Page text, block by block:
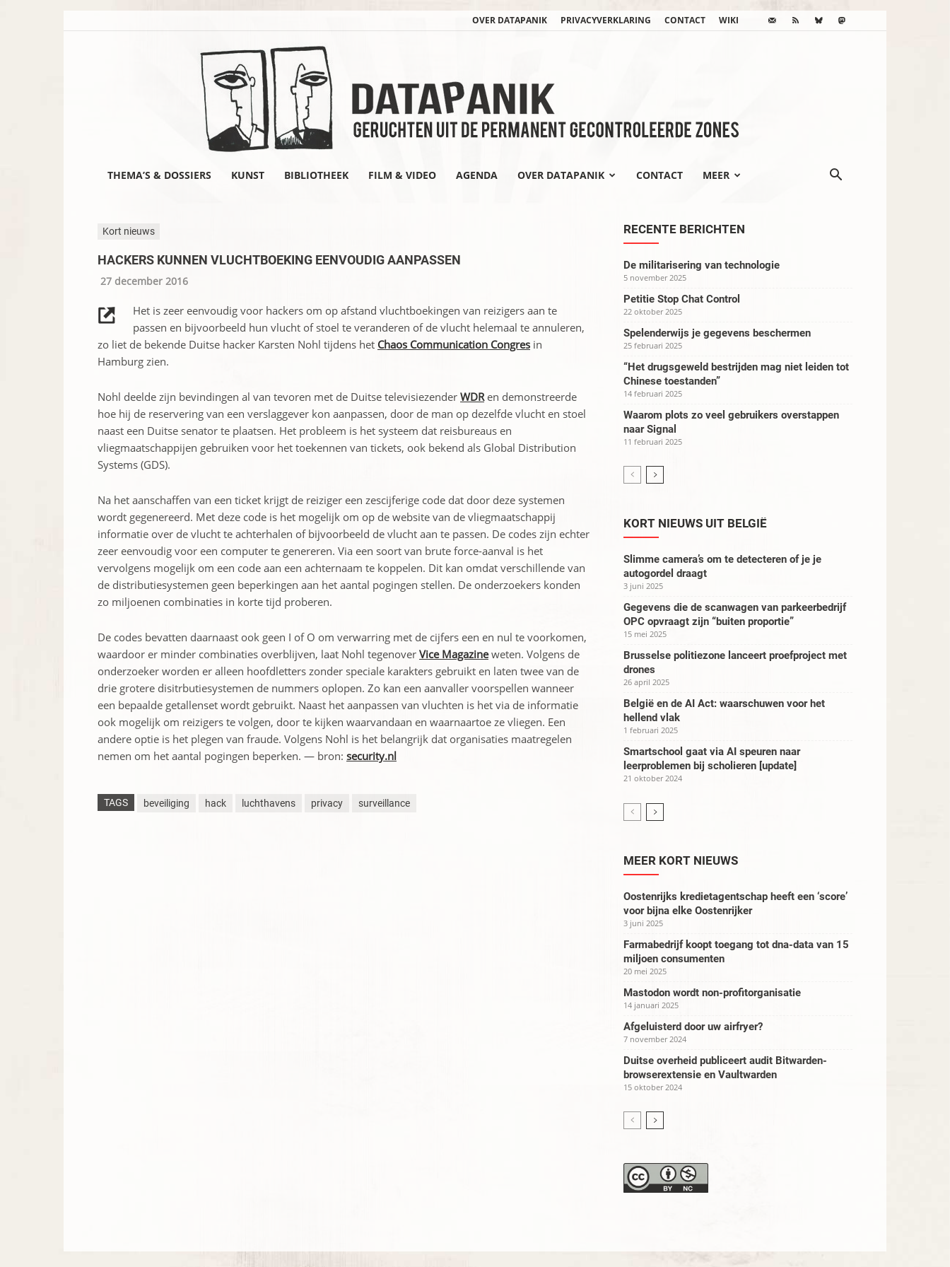
OVER DATAPANIK PRIVACYVERKLARING CONTACT WIKI
THEMA’S & DOSSIERS KUNST BIBLIOTHEEK FILM & VIDEO AGENDA OVER DATAPANIK CONTACT MEER
Kort nieuws
HACKERS KUNNEN VLUCHTBOEKING EENVOUDIG AANPASSEN
27 december 2016
Het is zeer eenvoudig voor hackers om op afstand vluchtboekingen van reizigers aan te
passen en bijvoorbeeld hun vlucht of stoel te veranderen of de vlucht helemaal te annuleren,
zo liet de bekende Duitse hacker Karsten Nohl tijdens het Chaos Communication Congres in
Hamburg zien.
Nohl deelde zijn bevindingen al van tevoren met de Duitse televisiezender WDRen demonstreerde
hoe hij de reservering van een verslaggever kon aanpassen, door de man op dezelfde vlucht en stoel
naast een Duitse senator te plaatsen. Het probleem is het systeem dat reisbureaus en
vliegmaatschappijen gebruiken voor het toekennen van tickets, ook bekend als Global Distribution
Systems (GDS).
Na het aanschaffen van een ticket krijgt de reiziger een zescijferige code dat door deze systemen
wordt gegenereerd. Met deze code is het mogelijk om op de website van de vliegmaatschappij
informatie over de vlucht te achterhalen of bijvoorbeeld de vlucht aan te passen. De codes zijn echter
zeer eenvoudig voor een computer te genereren. Via een soort van brute force-aanval is het
vervolgens mogelijk om een code aan een achternaam te koppelen. Dit kan omdat verschillende van
de distributiesystemen geen beperkingen aan het aantal pogingen stellen. De onderzoekers konden
zo miljoenen combinaties in korte tijd proberen.
De codes bevatten daarnaast ook geen I of O om verwarring met de cijfers een en nul te voorkomen,
waardoor er minder combinaties overblijven, laat Nohl tegenover Vice Magazineweten. Volgens de
onderzoeker worden er alleen hoofdletters zonder speciale karakters gebruikt en laten twee van de
drie grotere disitrbutiesystemen de nummers oplopen. Zo kan een aanvaller voorspellen wanneer
een bepaalde getallenset wordt gebruikt. Naast het aanpassen van vluchten is het via de informatie
ook mogelijk om reizigers te volgen, door te kijken waarvandaan en waarnaartoe ze vliegen. Een
andere optie is het plegen van fraude. Volgens Nohl is het belangrijk dat organisaties maatregelen
nemen om het aantal pogingen beperken. — bron: security.nl
TAGS beveiliging hack luchthavens privacy surveillance
RECENTE BERICHTEN
De militarisering van technologie
5 november 2025
Petitie Stop Chat Control
22 oktober 2025
Spelenderwijs je gegevens beschermen
25 februari 2025
“Het drugsgeweld bestrijden mag niet leiden tot
Chinese toestanden”
14 februari 2025
Waarom plots zo veel gebruikers overstappen
naar Signal
11 februari 2025
KORT NIEUWS UIT BELGIË
Slimme camera’s om te detecteren of je je
autogordel draagt
3 juni 2025
Gegevens die de scanwagen van parkeerbedrijf
OPC opvraagt zijn “buiten proportie”
15 mei 2025
Brusselse politiezone lanceert proefproject met
drones
26 april 2025
België en de AI Act: waarschuwen voor het
hellend vlak
1 februari 2025
Smartschool gaat via AI speuren naar
leerproblemen bij scholieren [update]
21 oktober 2024
MEER KORT NIEUWS
Oostenrijks kredietagentschap heeft een ‘score’
voor bijna elke Oostenrijker
3 juni 2025
Farmabedrijf koopt toegang tot dna-data van 15
miljoen consumenten
20 mei 2025
Mastodon wordt non-profitorganisatie
14 januari 2025
Afgeluisterd door uw airfryer?
7 november 2024
Duitse overheid publiceert audit Bitwarden-
browserextensie en Vaultwarden
15 oktober 2024